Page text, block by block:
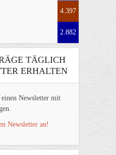
4.397
2.882
TÄGLICH
ERHALTEN
Newsletter mit
Newsletter an!